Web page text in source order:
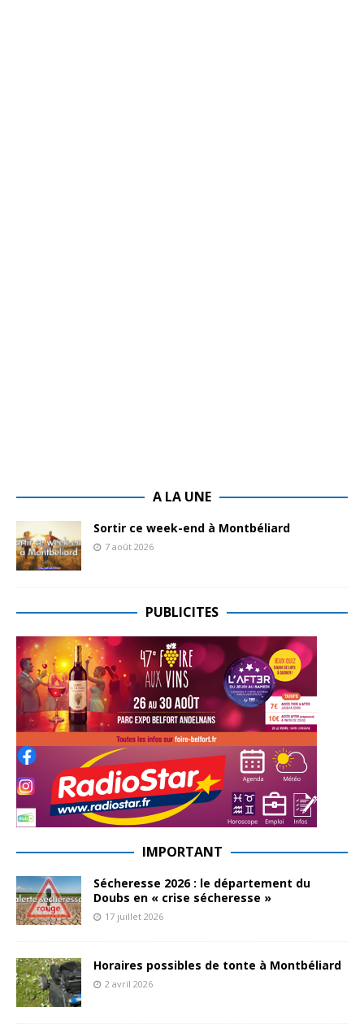
A LA UNE
Sortir ce week-end à Montbéliard
7 août 2026
PUBLICITES
IMPORTANT
Sécheresse 2026 : le département du
Doubs en « crise sécheresse »
17 juillet 2026
Horaires possibles de tonte à Montbéliard
2 avril 2026